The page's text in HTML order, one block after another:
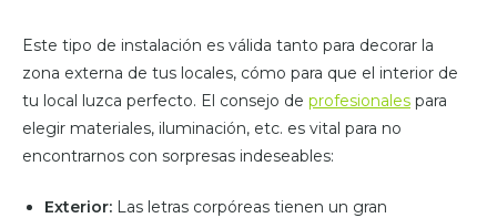
Este tipo de instalación es válida tanto para decorar la
zona externa de tus locales, cómo para que el interior de
tu local luzca perfecto. El consejo de profesionales para
elegir materiales, iluminación, etc. es vital para no
encontrarnos con sorpresas indeseables:
Exterior: Las letras corpóreas tienen un gran